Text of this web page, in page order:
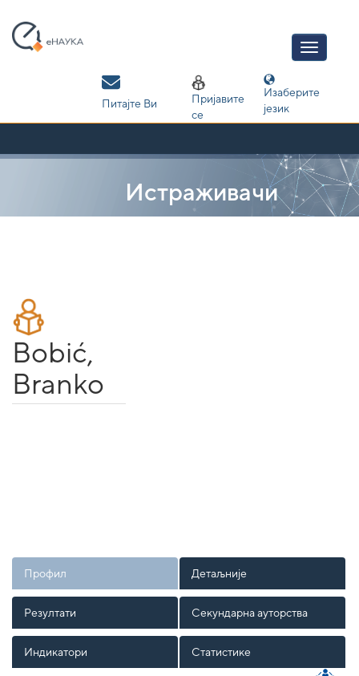
navigation
Питајте Ви
Пријавите
се
Изаберите
језик
Истраживачи
Bobić,
Branko
Профил Детаљније
Резултати Секундарна ауторства
Индикатори Статистике